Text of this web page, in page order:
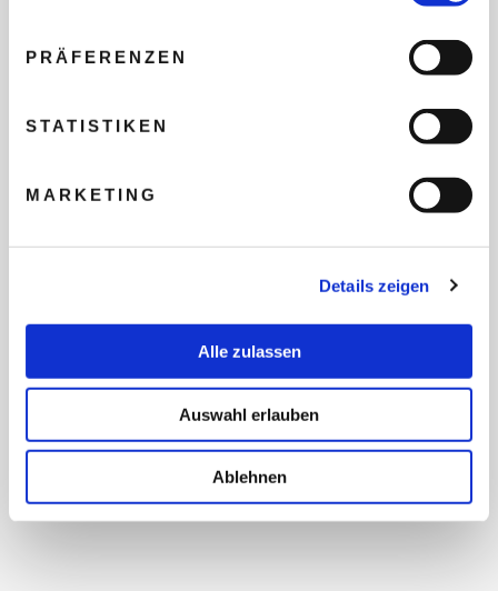
PRÄFERENZEN
STATISTIKEN
MARKETING
Details zeigen
Alle zulassen
Auswahl erlauben
Ablehnen
TEILNEHMER
FLUG GEWÜNSCHT
PRÄFERIERTER ABFLUGHAFEN
FRAGEN UND WÜNSCHE